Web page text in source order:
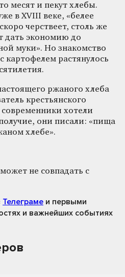
месят и пекут хлебы.
в XVIII веке, «белее
черствеет, столь же
дать экономию до
муки». Но знакомство
картофелем растянулось
ржаного хлеба
крестьянского
современники хотели
они писали: «пища
хлебе».
не совпадать с
Телеграме и первыми
и важнейших событиях